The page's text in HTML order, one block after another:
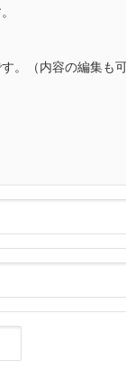
。（内容の編集も可